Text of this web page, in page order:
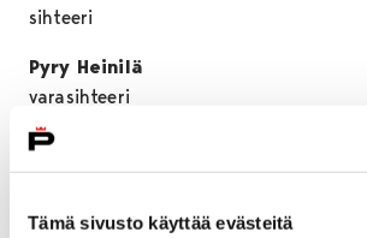
Tämä sivusto käyttää evästeitä
sihteeri
Pyry Heinilä
varasihteeri
Pyry Heinilä
tiedottaja
Ronja Jokimäki